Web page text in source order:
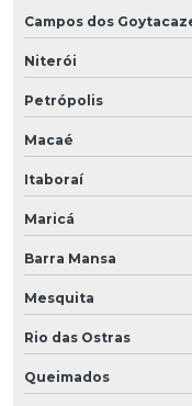
Campos dos
Niterói
Petrópolis
Macaé
Itaboraí
Maricá
Barra Mansa
Mesquita
Rio das Ostras
Queimados